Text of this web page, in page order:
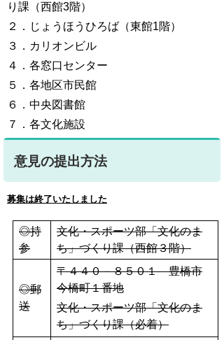
り課（西館3階）
２．じょうほうひろば（東館1階）
３．カリオンビル
４．各窓口センター
５．各地区市民館
６．中央図書館
７．各文化施設
意見の提出方法
募集は終了いたしました
◎持
参
文化・スポーツ部「文化のま
ち」づくり課（西館３階）
◎郵
送
〒４４０－８５０１ 豊橋市
今橋町１番地
文化・スポーツ部「文化のま
ち」づくり課（必着）